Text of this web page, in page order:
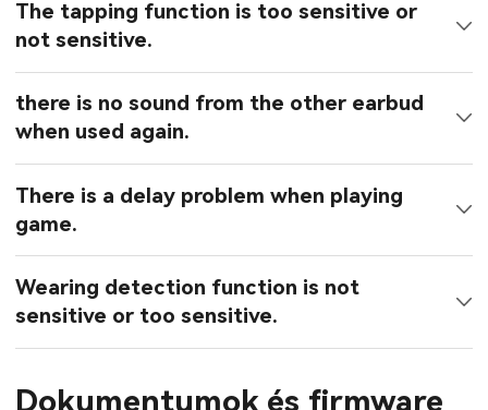
The tapping function is too sensitive or
not sensitive.
there is no sound from the other earbud
when used again.
There is a delay problem when playing
game.
Wearing detection function is not
sensitive or too sensitive.
Dokumentumok és firmware